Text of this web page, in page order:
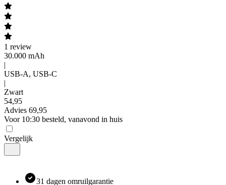
1 review
30.000 mAh
|
USB-A, USB-C
|
Zwart
54,95
Advies 69,95
Voor 10:30 besteld, vanavond in huis
Vergelijk
31 dagen omruilgarantie